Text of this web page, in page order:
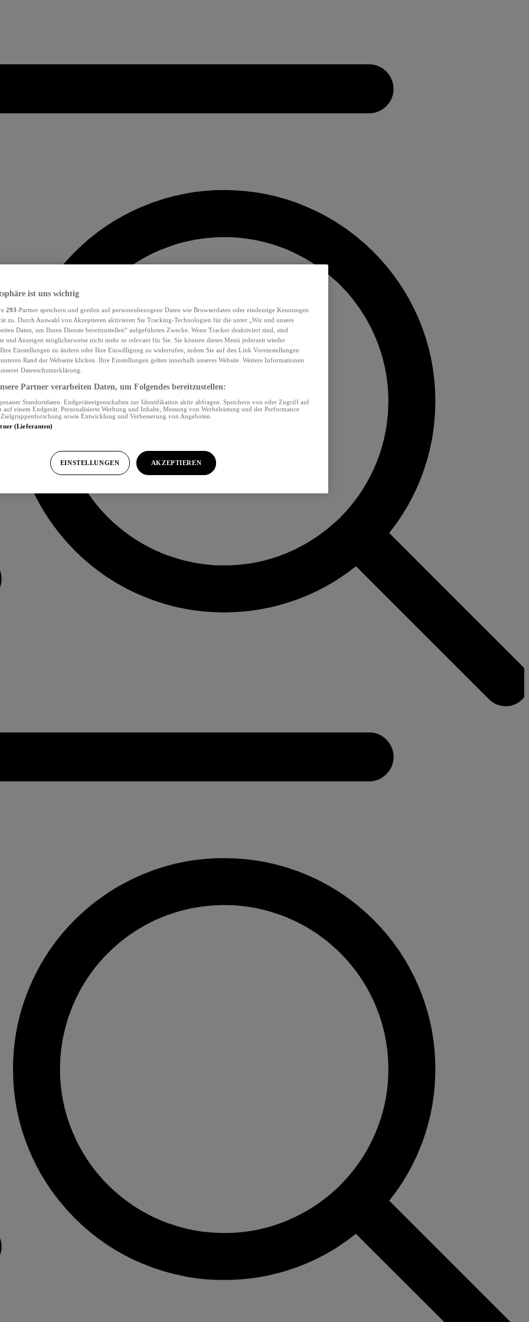
ist uns wichtig
293-Partner speichern und greifen auf personenbezogene Daten wie Browserdaten oder eindeutige Kennungen
zu. Durch Auswahl von Akzeptieren aktivieren Sie Tracking-Technologien für die unter „Wir und unsere
Daten, um Ihnen Dienste bereitzustellen“ aufgeführten Zwecke. Wenn Tracker deaktiviert sind, sind
und Anzeigen möglicherweise nicht mehr so relevant für Sie. Sie können dieses Menü jederzeit wieder
Einstellungen zu ändern oder Ihre Einwilligung zu widerrufen, indem Sie auf den Link Voreinstellungen
Rand der Webseite klicken. Ihre Einstellungen gelten innerhalb unseres Website. Weitere Informationen
Datenschutzerklärung.
Partner verarbeiten Daten, um Folgendes bereitzustellen:
Standortdaten. Endgeräteeigenschaften zur Identifikation aktiv abfragen. Speichern von oder Zugriff auf
einem Endgerät. Personalisierte Werbung und Inhalte, Messung von Werbeleistung und der Performance
sowie Entwicklung und Verbesserung von Angeboten.
(Lieferanten)
EINSTELLUNGEN AKZEPTIEREN